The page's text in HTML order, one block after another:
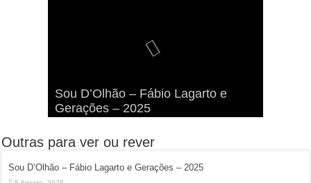
Sou D’Olhão – Fábio Lagarto e
Gerações – 2025
Armona: Música, Comida e
Diversão à Beira-Ria!
Taphani X Benkest: Vídeo Musical
na Ilha da Armona
“Lavar a Loiça” na Ilha dos
Hangares
Quatro Dias Mais Um de Aventura e
Diversão!
Outras para ver ou rever
Sou D’Olhão – Fábio Lagarto e Gerações – 2025